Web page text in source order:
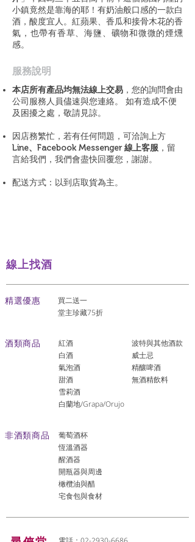
小鎮竟然是靠海的耶！有奶油般口感的一款白
酒，酸度宜人。紅蘋果、香瓜和接骨木花的香
氣，也帶有香草、海鹽、礦物和微微的煙燻
感。
​服務說明
本店所有產品均無法線上交易 ，您的詢問會由
公司服務人員儘速與您連絡。 如有造成不便
及困擾之處，敬請見諒。
因店務繁忙，若有任何問題，可洽詢上方
Line、Facebook Messenger 線上客服 ，留
言給我們，我們會盡快回覆您，謝謝。
配送方式：以到店取貨為主。
線上找酒
​精選優惠
買二送一
堂主珍藏75折
酒類商品
紅酒
白酒
氣泡酒
​甜酒
雪莉酒
白蘭地/Grapa/Orujo
波特與其他酒款
威士忌
精釀啤酒
​無酒精飲料
非酒類商品
葡萄酒杯
恆溫酒器
醒酒器
開瓶器與周邊
橄欖油與醋
宅食包與食材